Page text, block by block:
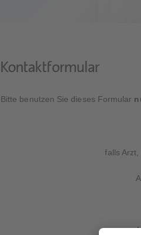
Kontaktformular
Bitte benutzen Sie dieses Formular
falls